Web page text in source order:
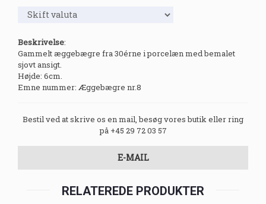
Beskrivelse:
Gammelt æggebægre fra 30érne i porcelæn med bemalet
sjovt ansigt.
Højde: 6cm.
Emne nummer: Æggebægre nr.8
Bestil ved at skrive os en mail, besøg vores butik eller ring
på +45 29 72 03 57
E-MAIL
RELATEREDE PRODUKTER